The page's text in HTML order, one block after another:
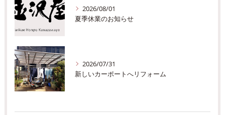
2026/08/01
夏季休業のお知らせ
2026/07/31
新しいカーポートへリフォーム